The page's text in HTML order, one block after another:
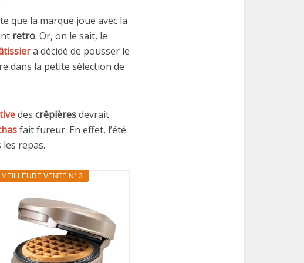
que la marque joue avec la
retro. Or, on le sait, le
a décidé de pousser le
dans la petite sélection de
des crêpièresdevrait
fait fureur. En effet, l’été
repas.
MEILLEURE VENTE N° 3